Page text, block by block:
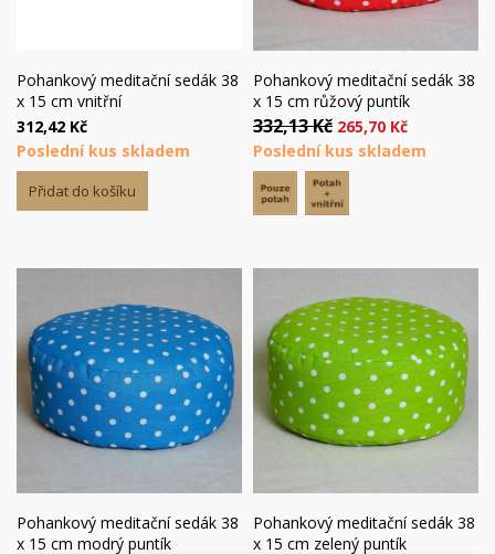
Pohankový meditační sedák 38
x 15 cm vnitřní
312,42 Kč
Poslední kus skladem
Přidat do košíku
Pohankový meditační sedák 38
x 15 cm růžový puntík
332,13 Kč 265,70 Kč
Poslední kus skladem
Pohankový meditační sedák 38
x 15 cm modrý puntík
Pohankový meditační sedák 38
x 15 cm zelený puntík
((modalTitle)) ×
Vytvořit seznam přání ×
Přihlásit se ×